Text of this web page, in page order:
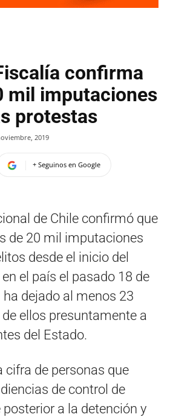
confirma
mil imputaciones
protestas
2019
+ Seguinos en Google
de Chile confirmó que
de 20 mil imputaciones
desde el inicio del
el país el pasado 18 de
ha dejado al menos 23
ellos presuntamente a
del Estado.
cifra de personas que
de control de
a la detención y